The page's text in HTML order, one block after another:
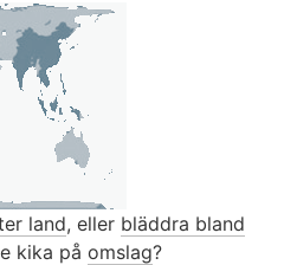
land, eller bläddra bland
kika på omslag?